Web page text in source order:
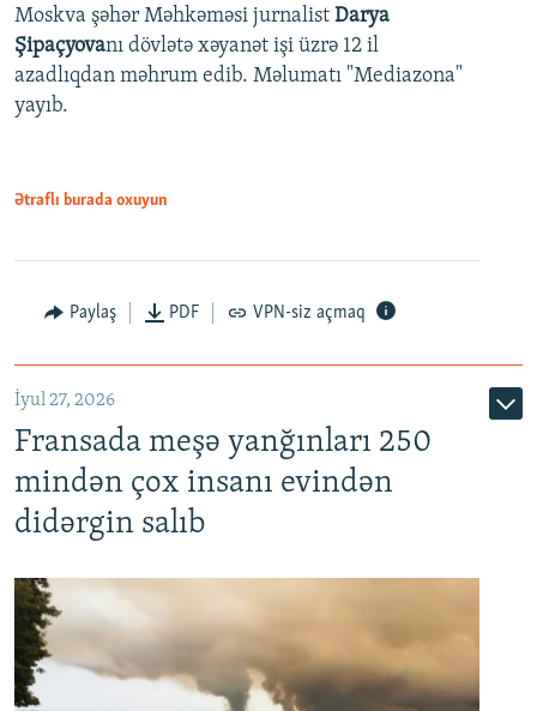
Moskva şəhər Məhkəməsi jurnalist Darya
Şipaçyovanı dövlətə xəyanət işi üzrə 12 il
azadlıqdan məhrum edib. Məlumatı "Mediazona"
yayıb.
Ətraflı burada oxuyun
Paylaş PDF VPN-siz açmaq
İyul 27, 2026
Fransada meşə yanğınları 250
mindən çox insanı evindən
didərgin salıb